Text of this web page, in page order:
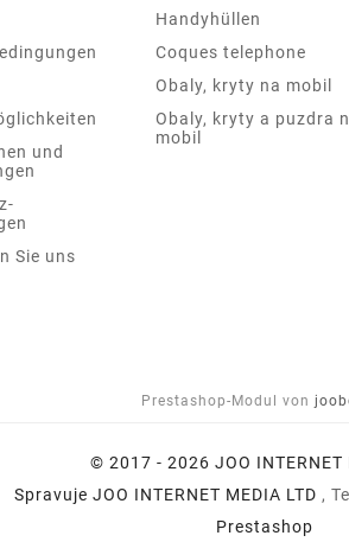
und
Sie uns
Handyhüllen
Coques telephone
Obaly, kryty na mobil
Obaly, kryty a puzdra
mobil
Prestashop-Modul von
© 2017 - 2026 JOO INTERNET
Spravuje JOO INTERNET MEDIA LTD ,
Prestashop